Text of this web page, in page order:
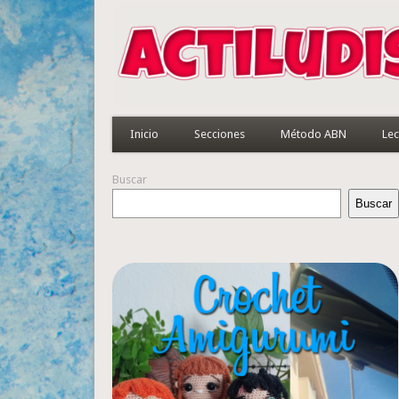
Inicio Secciones Método ABN
Buscar
Buscar